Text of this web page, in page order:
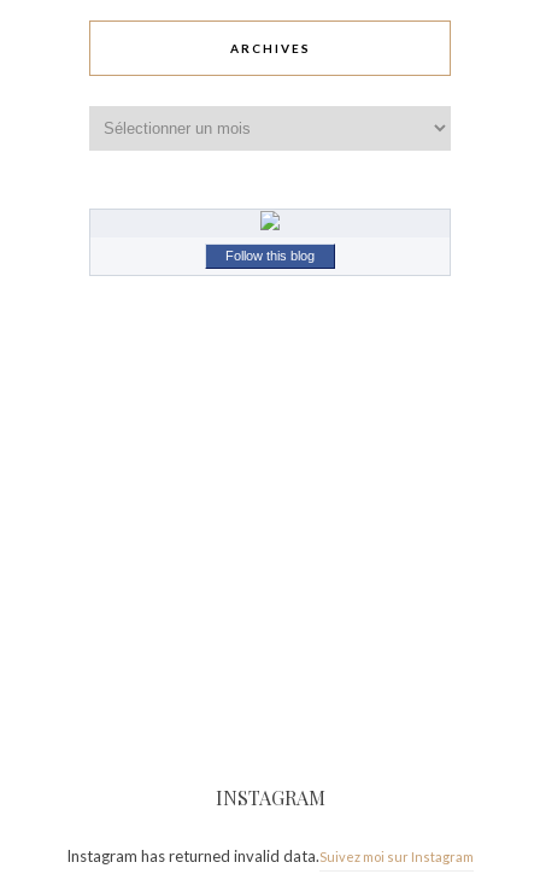
ARCHIVES
Follow this blog
INSTAGRAM
Instagram has returned invalid data.Suivez moi sur Instagram